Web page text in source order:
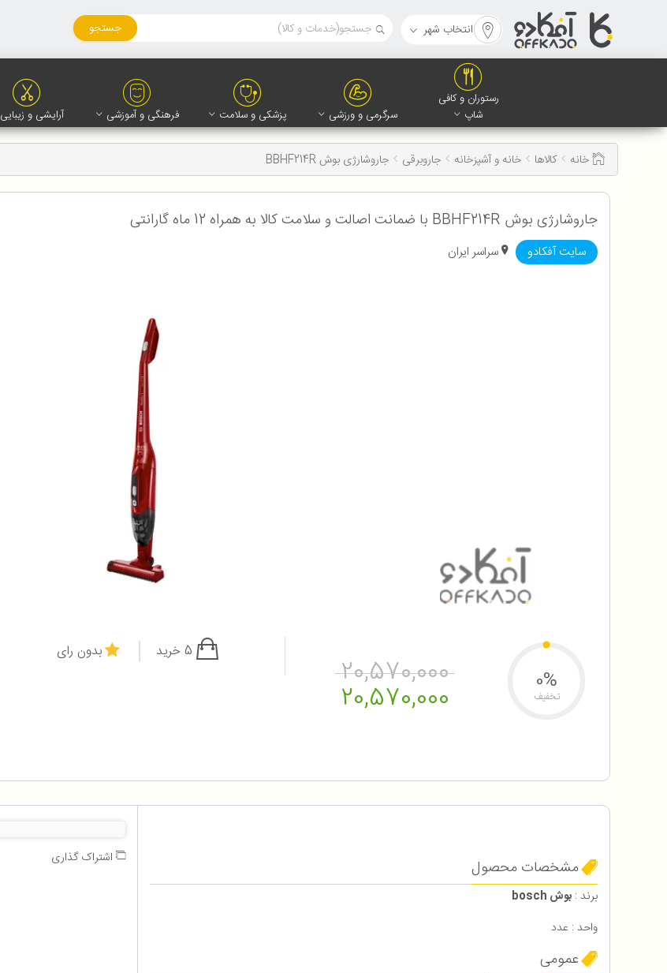
انتخاب شهر جستجو
رستوران و کافی
شاپ
سرگرمی و ورزشی پزشکی و سلامت فرهنگی و آموزشی آرایشی و زیبایی
خانه کالاها خانه و آشپزخانه جاروبرقی جاروشارژی بوش BBHF214R
جاروشارژی بوش BBHF214R با ضمانت اصالت و سلامت کالا به همراه 12 ماه گارانتی
سایت آفکادو سراسر ایران
20,570,000
20,570,000 0%
تخفیف
بدون رای
مشخصات محصول
برند : بوش bosch
واحد : عدد
عمومی
اشتراک گذاری